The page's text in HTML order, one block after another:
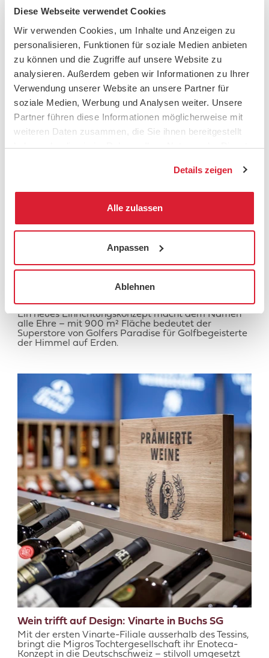
Diese Webseite verwendet Cookies
Wir verwenden Cookies, um Inhalte und Anzeigen zu
personalisieren, Funktionen für soziale Medien anbieten
zu können und die Zugriffe auf unsere Website zu
analysieren. Außerdem geben wir Informationen zu Ihrer
Verwendung unserer Website an unsere Partner für
soziale Medien, Werbung und Analysen weiter. Unsere
Partner führen diese Informationen möglicherweise mit
weiteren Daten zusammen, die Sie ihnen bereitgestellt
haben oder die sie im Rahmen Ihrer Nutzung der Dienste
Details zeigen
Alle zulassen
Anpassen
Ablehnen
die Freude am Gestalten.
Fairways to Heaven: Frischer Drive für Golfers
Paradise in Effretikon
Ein neues Einrichtungskonzept macht dem Namen
alle Ehre – mit 900 m² Fläche bedeutet der
Superstore von Golfers Paradise für Golfbegeisterte
der Himmel auf Erden.
Wein trifft auf Design: Vinarte in Buchs SG
Mit der ersten Vinarte-Filiale ausserhalb des Tessins,
bringt die Migros Tochtergesellschaft ihr Enoteca-
Konzept in die Deutschschweiz – stilvoll umgesetzt